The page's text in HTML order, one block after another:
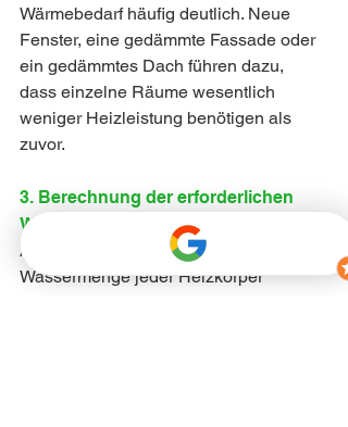
Wärmebedarf häufig deutlich. Neue
Fenster, eine gedämmte Fassade oder
ein gedämmtes Dach führen dazu,
dass einzelne Räume wesentlich
weniger Heizleistung benötigen als
zuvor.
3. Berechnung der erforderlichen
Wassermengen
Anschließend wird berechnet, welche
Wassermenge jeder Heizkörper